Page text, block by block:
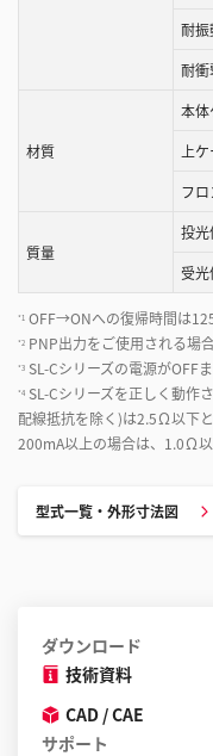
耐振
耐衝
材質
本体
上
フ
質量
投光
受光
*1 OFF→ONへの復帰時間は
*2 PNP出力をご使用される場
*3 SL-Cシリーズの電源がOFF
*4 SL-Cシリーズを正しく動作
配線抵抗を除く)は2.5Ω以下
200mA以上の場合は、1.0Ω以
型式一覧・外形寸法図
ダウンロード
技術資料
CAD / CAE
サポート